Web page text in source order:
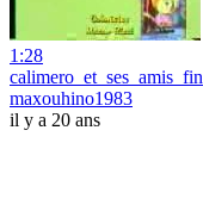
1:28
calimero_et_ses_amis_fin
maxouhino1983
il y a 20 ans